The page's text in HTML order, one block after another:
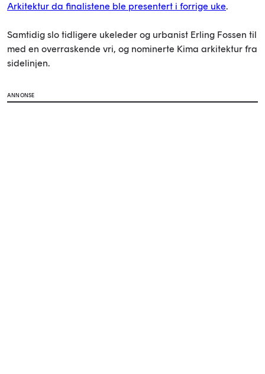
Arkitektur da finalistene ble presentert i forrige uke.
Samtidig slo tidligere ukeleder og urbanist Erling Fossen til
med en overraskende vri, og nominerte Kima arkitektur fra
sidelinjen.
ANNONSE